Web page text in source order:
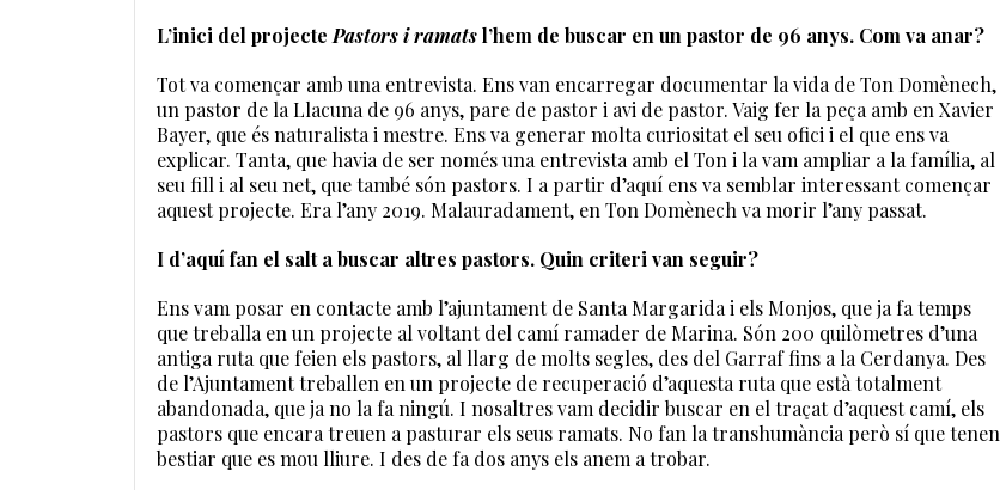
L’inici del projecte Pastors i ramatsl’hem de buscar en un pastor de 96 anys. Com va anar?
Tot va començar amb una entrevista. Ens van encarregar documentar la vida de Ton Domènech,
un pastor de la Llacuna de 96 anys, pare de pastor i avi de pastor. Vaig fer la peça amb en Xavier
Bayer, que és naturalista i mestre. Ens va generar molta curiositat el seu ofici i el que ens va
explicar. Tanta, que havia de ser només una entrevista amb el Ton i la vam ampliar a la família, al
seu fill i al seu net, que també són pastors. I a partir d’aquí ens va semblar interessant començar
aquest projecte. Era l’any 2019. Malauradament, en Ton Domènech va morir l’any passat.
I d’aquí fan el salt a buscar altres pastors. Quin criteri van seguir?
Ens vam posar en contacte amb l’ajuntament de Santa Margarida i els Monjos, que ja fa temps
que treballa en un projecte al voltant del camí ramader de Marina. Són 200 quilòmetres d’una
antiga ruta que feien els pastors, al llarg de molts segles, des del Garraf fins a la Cerdanya. Des
de l’Ajuntament treballen en un projecte de recuperació d’aquesta ruta que està totalment
abandonada, que ja no la fa ningú. I nosaltres vam decidir buscar en el traçat d’aquest camí, els
pastors que encara treuen a pasturar els seus ramats. No fan la transhumància però sí que tenen
bestiar que es mou lliure. I des de fa dos anys els anem a trobar.